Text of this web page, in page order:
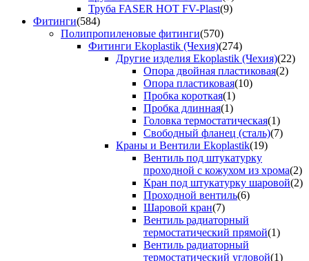
Труба FASER HOT FV-Plast(9)
Фитинги(584)
Полипропиленовые фитинги(570)
Фитинги Ekoplastik (Чехия)(274)
Другие изделия Ekoplastik (Чехия)(22)
Опора двойная пластиковая(2)
Опора пластиковая(10)
Пробка короткая(1)
Пробка длинная(1)
Головка термостатическая(1)
Свободный фланец (сталь)(7)
Краны и Вентили Ekoplastik(19)
Вентиль под штукатурку
проходной с кожухом из хрома(2)
Кран под штукатурку шаровой(2)
Проходной вентиль(6)
Шаровой кран(7)
Вентиль радиаторный
термостатический прямой(1)
Вентиль радиаторный
термостатический угловой(1)